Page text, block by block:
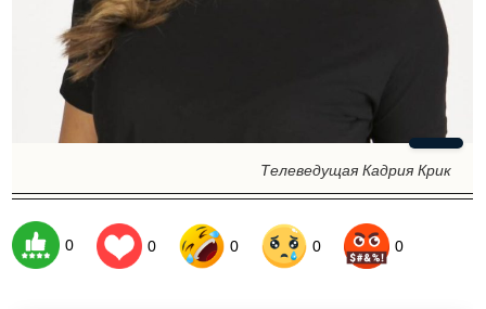
Телеведущая Кадрия Крик
0 0 0 0 0